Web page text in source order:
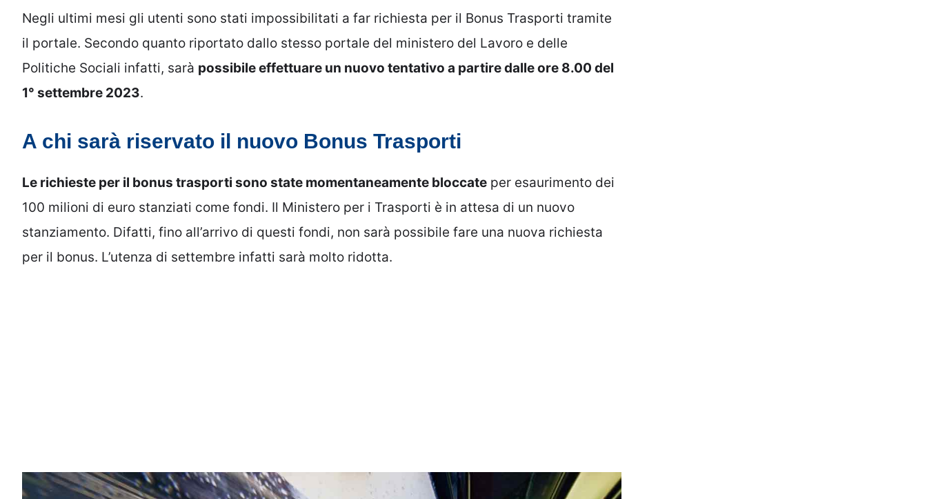
Negli ultimi mesi gli utenti sono stati impossibilitati a far richiesta per il Bonus Trasporti tramite
il portale. Secondo quanto riportato dallo stesso portale del ministero del Lavoro e delle
Politiche Sociali infatti, sarà possibile effettuare un nuovo tentativo a partire dalle ore 8.00 del
1° settembre 2023.
A chi sarà riservato il nuovo Bonus Trasporti
Le richieste per il bonus trasporti sono state momentaneamente bloccate per esaurimento dei
100 milioni di euro stanziati come fondi. Il Ministero per i Trasporti è in attesa di un nuovo
stanziamento. Difatti, fino all’arrivo di questi fondi, non sarà possibile fare una nuova richiesta
per il bonus. L’utenza di settembre infatti sarà molto ridotta.